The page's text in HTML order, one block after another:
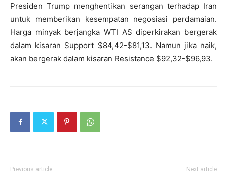
Presiden Trump menghentikan serangan terhadap Iran
untuk memberikan kesempatan negosiasi perdamaian.
Harga minyak berjangka WTI AS diperkirakan bergerak
dalam kisaran Support $84,42-$81,13. Namun jika naik,
akan bergerak dalam kisaran Resistance $92,32-$96,93.
Previous article Next article